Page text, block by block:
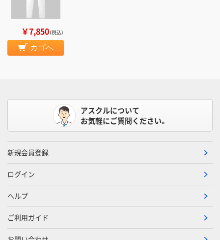
￥7,850（税込）
カゴへ
アスクルについて
お気軽にご質問ください。
新規会員登録
ログイン
ヘルプ
ご利用ガイド